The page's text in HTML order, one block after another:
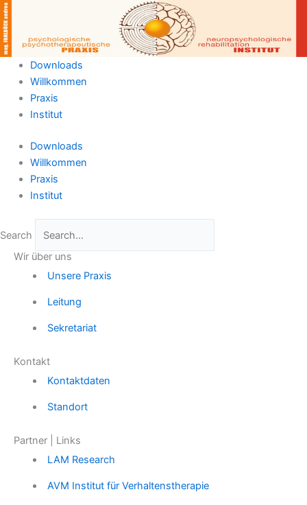
Zum
Inhalt
springen
Downloads
Willkommen
Praxis
Institut
Downloads
Willkommen
Praxis
Institut
Search
Wir über uns
Unsere Praxis
Leitung
Sekretariat
Kontakt
Kontaktdaten
Standort
Partner | Links
LAM Research
AVM Institut für Verhaltenstherapie